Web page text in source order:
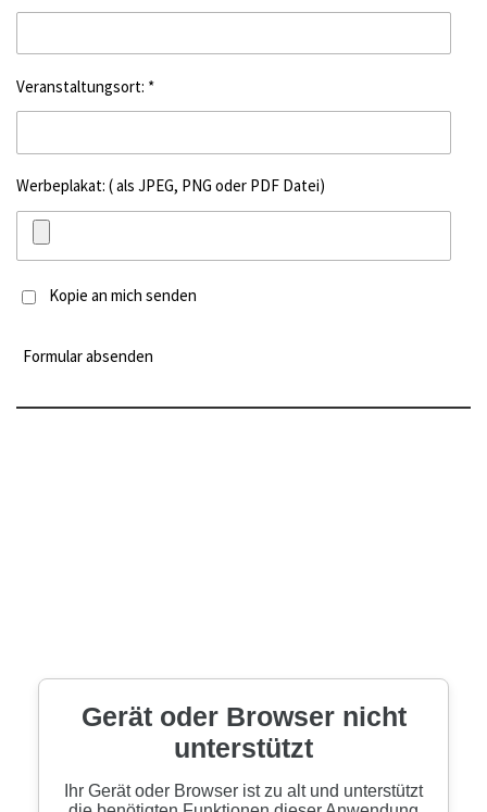
Veranstaltungsort: *
Werbeplakat: ( als JPEG, PNG oder PDF Datei)
Kopie an mich senden
Formular absenden